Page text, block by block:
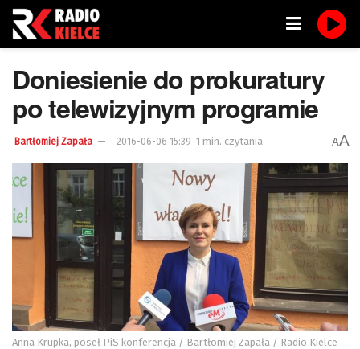
Doniesienie do prokuratury
po telewizyjnym programie
Bartłomiej Zapała 2016-06-06 15:39 1 min. czytania AA
Anna Krupka, poseł PiS konferencja / Bartłomiej Zapała / Radio Kielce